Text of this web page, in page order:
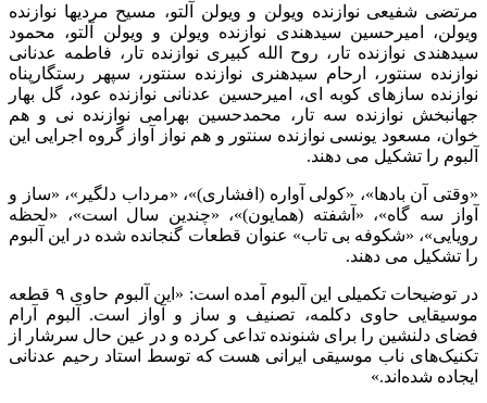
مرتضی شفیعی نوازنده ویولن و ویولن آلتو، مسیح مردیها نوازنده
ویولن، امیرحسین سیدهندی نوازنده ویولن و ویولن آلتو، محمود
سیدهندی نوازنده تار، روح الله کبیری نوازنده تار، فاطمه عدنانی
نوازنده سنتور، ارحام سیدهنری نوازنده سنتور، سپهر رستگارپناه
نوازنده سازهای کوبه ای، امیرحسین عدنانی نوازنده عود، گل بهار
جهانبخش نوازنده سه تار، محمدحسین بهرامی نوازنده نی و هم
خوان، مسعود یونسی نوازنده سنتور و هم نواز آواز گروه اجرایی این
آلبوم را تشکیل می دهند.
«وقتی آن بادها»، «کولی آواره (افشاری)»، «مرداب دلگیر»، «ساز و
آواز سه گاه»، «آشفته (همایون)»، «چندین سال است»، «لحظه
رویایی»، «شکوفه بی تاب» عنوان قطعات گنجانده شده در این آلبوم
را تشکیل می دهند.
در توضیحات تکمیلی این آلبوم آمده است: «این آلبوم حاوی ۹ قطعه
موسیقایی حاوی دکلمه، تصنیف و ساز و آواز است. آلبوم آرام
فضای دلنشین را برای شنونده تداعی کرده و در عین حال سرشار از
تکنیک‌های ناب موسیقی ایرانی هست که توسط استاد رحیم عدنانی
ایجاده شده‌اند.
»